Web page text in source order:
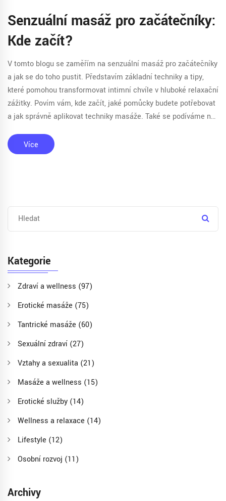
Senzuální masáž pro začátečníky:
Kde začít?
V tomto blogu se zaměřím na senzuální masáž pro začátečníky
a jak se do toho pustit. Představím základní techniky a tipy,
které pomohou transformovat intimní chvíle v hluboké relaxační
zážitky. Povím vám, kde začít, jaké pomůcky budete potřebovat
a jak správně aplikovat techniky masáže. Také se podíváme na
cesta začíná pochopením, co senzuální masáž skutečně
znamená a jak ji lze použít pro posílení intimního spojení.
Více
Kategorie
Zdraví a wellness (97)
Erotické masáže (75)
Tantrické masáže (60)
Sexuální zdraví (27)
Vztahy a sexualita (21)
Masáže a wellness (15)
Erotické služby (14)
Wellness a relaxace (14)
Lifestyle (12)
Osobní rozvoj (11)
Archivy